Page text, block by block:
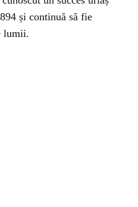
și continuă să fie
lumii.